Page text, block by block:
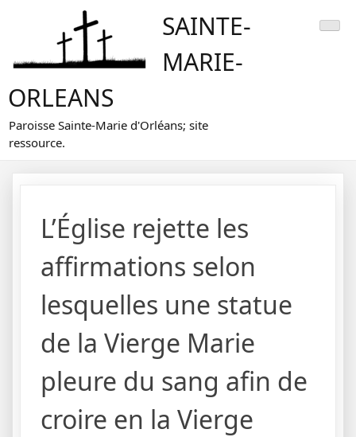
SAINTE-
MARIE-
ORLEANS
Paroisse Sainte-Marie d'Orléans; site
ressource.
L’Église rejette les
affirmations selon
lesquelles une statue
de la Vierge Marie
pleure du sang afin de
croire en la Vierge